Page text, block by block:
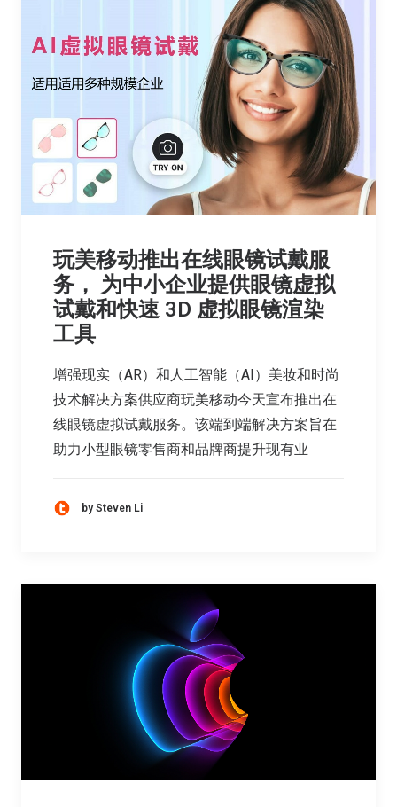
玩美移动推出在线眼镜试戴服
务， 为中小企业提供眼镜虚拟
试戴和快速 3D 虚拟眼镜渲染
工具
增强现实（AR）和人工智能（AI）美妆和时尚
技术解决方案供应商玩美移动今天宣布推出在
线眼镜虚拟试戴服务。该端到端解决方案旨在
助力小型眼镜零售商和品牌商提升现有业
by Steven Li